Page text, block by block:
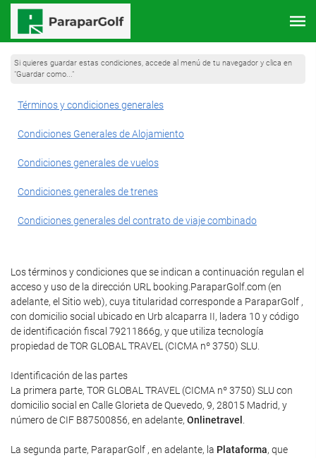
Si quieres guardar estas condiciones, accede al menú de tu navegador y clica en
"Guardar como..."
Términos y condiciones generales
Condiciones Generales de Alojamiento
Condiciones generales de vuelos
Condiciones generales de trenes
Condiciones generales del contrato de viaje combinado
Los términos y condiciones que se indican a continuación regulan el
acceso y uso de la dirección URL booking.ParaparGolf.com (en
adelante, el Sitio web), cuya titularidad corresponde a ParaparGolf ,
con domicilio social ubicado en Urb alcaparra II, ladera 10 y código
de identificación fiscal 79211866g, y que utiliza tecnología
propiedad de TOR GLOBAL TRAVEL (CICMA nº 3750) SLU.
Identificación de las partes
La primera parte, TOR GLOBAL TRAVEL (CICMA nº 3750) SLU con
domicilio social en Calle Glorieta de Quevedo, 9, 28015 Madrid, y
número de CIF B87500856, en adelante, Onlinetravel
La segunda parte, ParaparGolf , en adelante, la Plataforma, que